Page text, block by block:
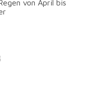
von April bis